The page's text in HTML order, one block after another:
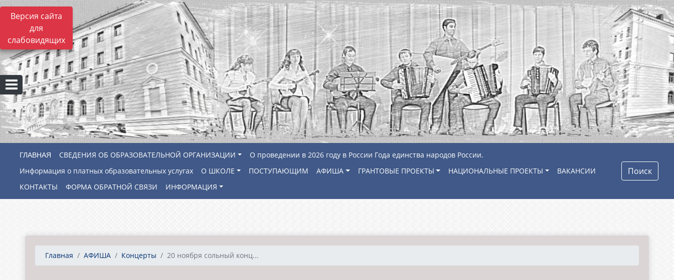
Версия сайта
для
слабовидящих
СВЕДЕНИЯ ОБ ОБРАЗОВАТЕЛЬНОЙ ОРГАНИЗАЦИИ
О проведении в 2026 году в России Года единства народов России.
Информация о платных образовательных услугах
О ШКОЛЕ ПОСТУПАЮЩИМ АФИША ГРАНТОВЫЕ ПРОЕКТЫ НАЦИОНАЛЬНЫЕ ПРОЕКТЫ
ВАКАНСИИ
КОНТАКТЫ
ФОРМА ОБРАТНОЙ СВЯЗИ ИНФОРМАЦИЯ
Поиск
Главная АФИША Концерты 20 ноября сольный конц...